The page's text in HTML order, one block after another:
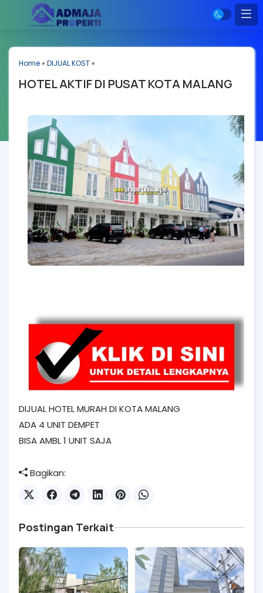
Home» DIJUAL KOST»
HOTEL AKTIF DI PUSAT KOTA MALANG
DIJUAL HOTEL MURAH DI KOTA MALANG
ADA 4 UNIT DEMPET
BISA AMBL 1 UNIT SAJA
Bagikan:
Postingan Terkait